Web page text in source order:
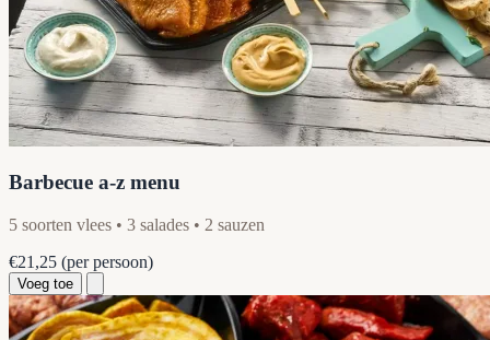
Barbecue a-z menu
5 soorten vlees • 3 salades • 2 sauzen
€21,25 (per persoon)
Voeg toe